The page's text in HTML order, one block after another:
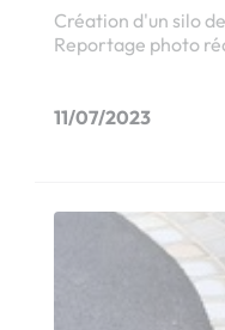
Création d'un silo
Reportage photo
11/07/2023